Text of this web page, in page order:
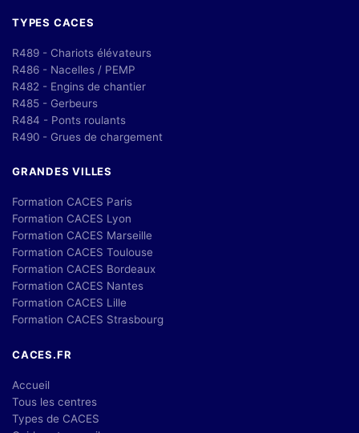
TYPES CACES
R489 - Chariots élévateurs
R486 - Nacelles / PEMP
R482 - Engins de chantier
R485 - Gerbeurs
R484 - Ponts roulants
R490 - Grues de chargement
GRANDES VILLES
Formation CACES Paris
Formation CACES Lyon
Formation CACES Marseille
Formation CACES Toulouse
Formation CACES Bordeaux
Formation CACES Nantes
Formation CACES Lille
Formation CACES Strasbourg
CACES.FR
Accueil
Tous les centres
Types de CACES